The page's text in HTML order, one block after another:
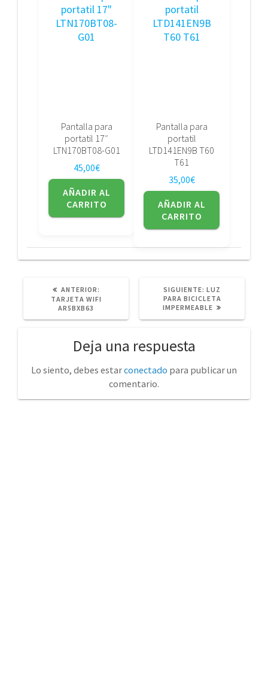
Pantalla para
portatil 17″
LTN170BT08-G01
45,00€
AÑADIR AL
CARRITO
Pantalla para
portatil
LTD141EN9B T60
T61
35,00€
AÑADIR AL
CARRITO
ANTERIOR:
ANTERIOR:
TARJETA WIFI
AR5BXB63
SIGUIENTE: SIGUIENTE
POST:
LUZ
PARA BICICLETA
IMPERMEABLE
Deja una respuesta
Lo siento, debes estarconectado para publicar un
comentario.